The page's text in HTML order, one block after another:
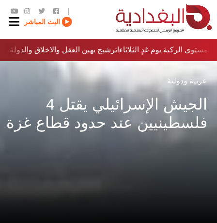
البث المباشر
ترشيح يهين العقل والاخلاق والدولة…؟!مستوى الركبة يوم غدٍ الثلاثاء
عربية ودولية
الجيش الإسرائيلي يقتل 4
فلسطينيين عند حدود قطاع غزة